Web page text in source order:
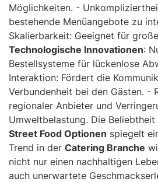
Möglichkeiten. -
bestehende Menüangebote zu
Skalierbarkeit: Geeignet für
Technologische Innovationen:
Bestellsysteme für lückenlose
Interaktion: Fördert die
Verbundenheit bei den Gästen. -
regionaler Anbieter und
Umweltbelastung. Die Beliebtheit
Street Food Optionen spiegelt
Trend in der Catering Branche
nicht nur einen nachhaltigen
auch unerwartete